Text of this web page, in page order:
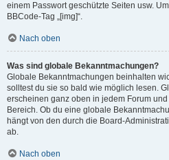
einem Passwort geschützte Seiten usw.
BBCode-Tag „[img]“.
Nach oben
Was sind globale Bekanntmachungen?
Globale Bekanntmachungen beinhalten
solltest du sie so bald wie möglich lesen.
erscheinen ganz oben in jedem Forum
Bereich. Ob du eine globale
hängt von den durch die Board-
ab.
Nach oben